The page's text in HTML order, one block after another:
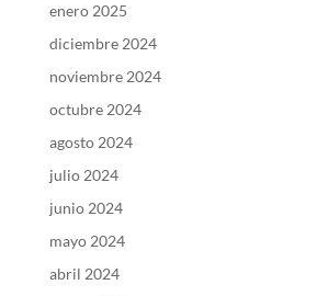
enero 2025
diciembre 2024
noviembre 2024
octubre 2024
agosto 2024
julio 2024
junio 2024
mayo 2024
abril 2024